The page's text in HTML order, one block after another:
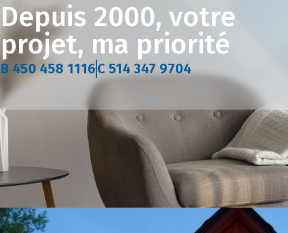
Depuis 2000, votre
projet, ma priorité
B 450 458 1116C 514 347 9704